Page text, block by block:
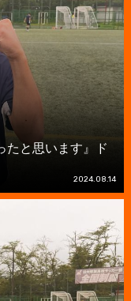
たと思います』ド
2024.08.14